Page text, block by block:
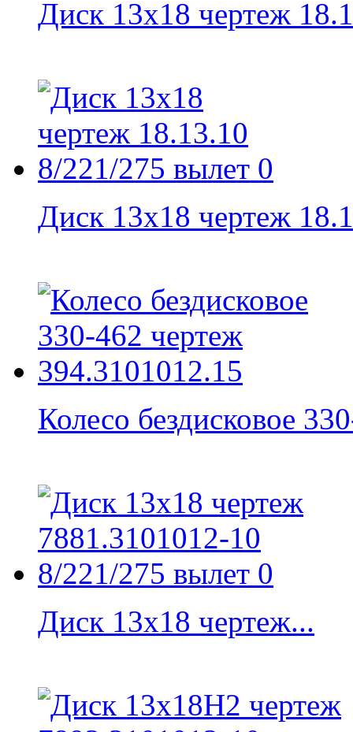
Диск 13x18 чертеж
Диск 13x18 чертеж
Колесо бездисковое
Диск 13x18 чертеж...